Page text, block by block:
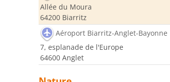
Allée du Moura
64200 Biarritz
Aéroport Biarritz-Anglet-Bayonne
7, esplanade de l'Europe
64600 Anglet